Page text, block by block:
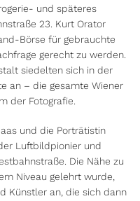
und späteres
23. Kurt Orator
Börse für gebrauchte
gerecht zu werden.
siedelten sich in der
an – die gesamte Wiener
der Fotografie.
und die Porträtistin
Luftbildpionier und
Die Nähe zu
Niveau gelehrt wurde,
Künstler an, die sich dann